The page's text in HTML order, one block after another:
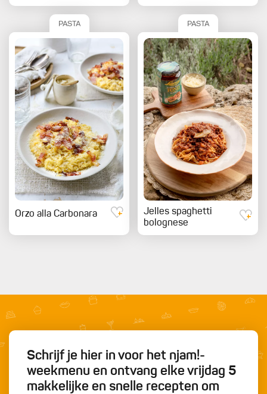
PASTA
Orzo alla Carbonara
PASTA
Jelles spaghetti
bolognese
Schrijf je hier in voor het njam!-
weekmenu en ontvang elke vrijdag 5
makkelijke en snelle recepten om